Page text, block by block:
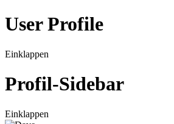
User Profile
Einklappen
Profil-Sidebar
Einklappen